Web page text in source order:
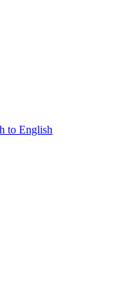
to English